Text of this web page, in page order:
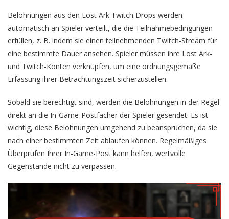
Belohnungen aus den Lost Ark Twitch Drops werden
automatisch an Spieler verteilt, die die Teilnahmebedingungen
erfüllen, z. B. indem sie einen teilnehmenden Twitch-Stream für
eine bestimmte Dauer ansehen. Spieler müssen ihre Lost Ark-
und Twitch-Konten verknüpfen, um eine ordnungsgemäße
Erfassung ihrer Betrachtungszeit sicherzustellen.
Sobald sie berechtigt sind, werden die Belohnungen in der Regel
direkt an die In-Game-Postfächer der Spieler gesendet. Es ist
wichtig, diese Belohnungen umgehend zu beanspruchen, da sie
nach einer bestimmten Zeit ablaufen können. Regelmäßiges
Überprüfen Ihrer In-Game-Post kann helfen, wertvolle
Gegenstände nicht zu verpassen.